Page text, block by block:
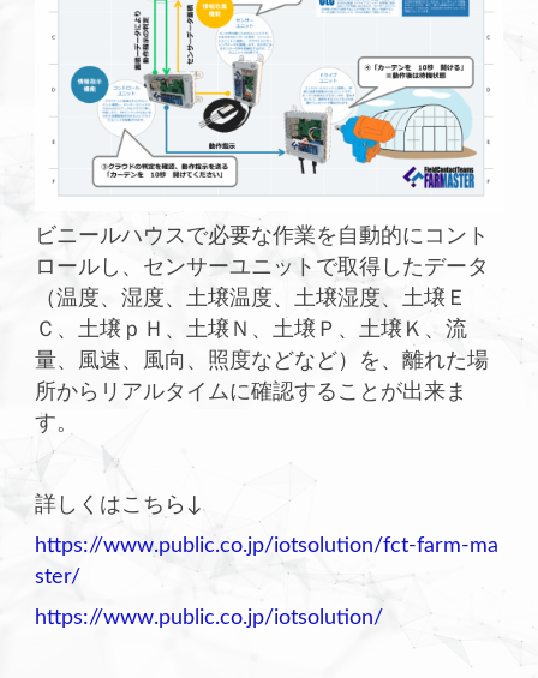
ビニールハウスで必要な作業を自動的にコント
ロールし、センサーユニットで取得したデータ
（温度、湿度、土壌温度、土壌湿度、土壌Ｅ
Ｃ、土壌ｐＨ、土壌Ｎ、土壌Ｐ、土壌Ｋ、流
量、風速、風向、照度などなど）を、離れた場
所からリアルタイムに確認することが出来ま
す。
詳しくはこちら↓
https://www.public.co.jp/iotsolution/fct-farm-ma
ster/
https://www.public.co.jp/iotsolution/